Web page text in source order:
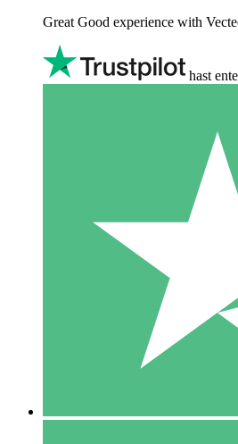
Great Good experience with
hast